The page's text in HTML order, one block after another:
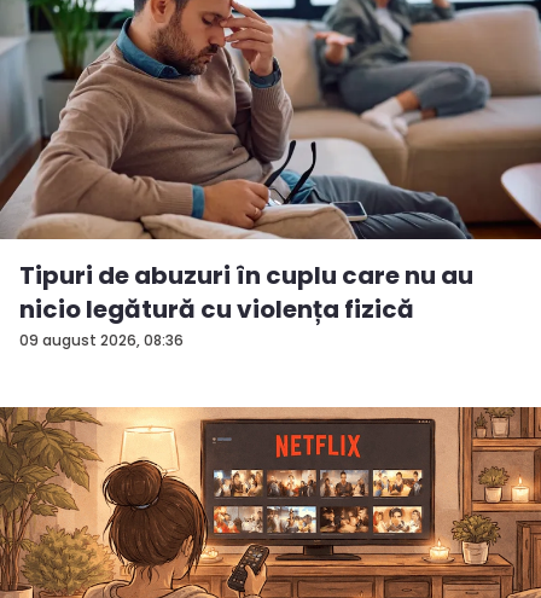
09 august 2026, 08:36
Tipuri de abuzuri în cuplu care nu au
nicio legătură cu violența fizică